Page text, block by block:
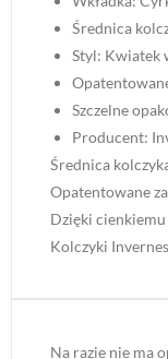
Średnica
Styl: Kwiatek
Szczelne
Producent:
Średnica
Opatentowane
Dzięki
Kolczyki
Na razie nie ma